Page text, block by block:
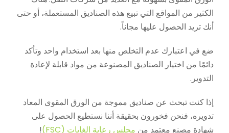
الكثير من المواقع التي تبيع هذه الصناديق المستعملة، أو حتى
أنك تريد الحصول عليها مجاناً.
ضع في اعتبارك عدم التخلص منها بعد استخدام واحد وتأكد
دائمًا من اختيار الصناديق المصنوعة من مواد قابلة لإعادة
التدوير.
إذا كنت تبحث عن صناديق مموجة من الورق المقوى المعاد
تدويره، فنحن فخورون بحقيقة أننا نستطيع الحصول على
شهادة مصنع معتمد من مجلس رعاية الغابات (FSC) !